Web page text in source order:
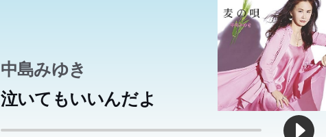
中島みゆき
泣いてもいいんだよ